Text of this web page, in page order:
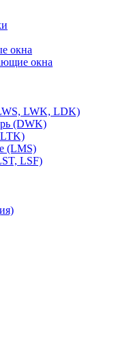
окна
окна
LWK, LDK)
(DWK)
(LMS)
LSF)